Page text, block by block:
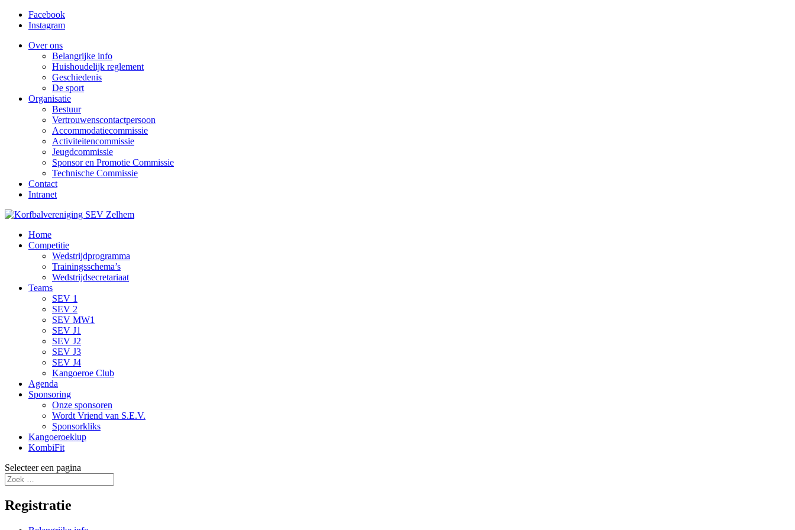
Facebook
Instagram
Over ons
Belangrijke info
Huishoudelijk reglement
Geschiedenis
De sport
Organisatie
Bestuur
Vertrouwenscontactpersoon
Accommodatiecommissie
Activiteitencommissie
Jeugdcommissie
Sponsor en Promotie Commissie
Technische Commissie
Contact
Intranet
Home
Competitie
Wedstrijdprogramma
Trainingsschema’s
Wedstrijdsecretariaat
Teams
SEV 1
SEV 2
SEV MW1
SEV J1
SEV J2
SEV J3
SEV J4
Kangoeroe Club
Agenda
Sponsoring
Onze sponsoren
Wordt Vriend van S.E.V.
Sponsorkliks
Kangoeroeklup
KombiFit
Selecteer een pagina
Registratie